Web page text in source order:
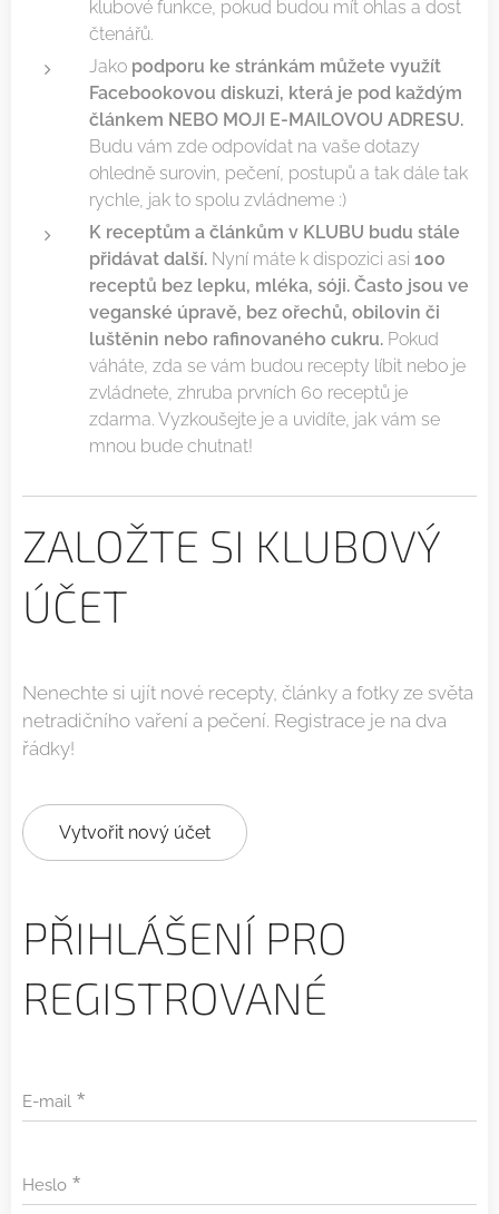
klubové funkce, pokud budou mít ohlas a dost
čtenářů.
Jako podporu ke stránkám můžete využít
Facebookovou diskuzi, která je pod každým
článkem NEBO MOJI E-MAILOVOU ADRESU.
Budu vám zde odpovídat na vaše dotazy
ohledně surovin, pečení, postupů a tak dále tak
rychle, jak to spolu zvládneme :)
K receptům a článkům v KLUBU budu stále
přidávat další. Nyní máte k dispozici asi 100
receptů bez lepku, mléka, sóji. Často jsou ve
veganské úpravě, bez ořechů, obilovin či
luštěnin nebo rafinovaného cukru. Pokud
váháte, zda se vám budou recepty líbit nebo je
zvládnete, zhruba prvních 60 receptů je
zdarma. Vyzkoušejte je a uvidíte, jak vám se
mnou bude chutnat!
ZALOŽTE SI KLUBOVÝ
ÚČET
Nenechte si ujít nové recepty, články a fotky ze světa
netradičního vaření a pečení. Registrace je na dva
řádky! ➡
Vytvořit nový účet
PŘIHLÁŠENÍ PRO
REGISTROVANÉ
E-mail
Heslo